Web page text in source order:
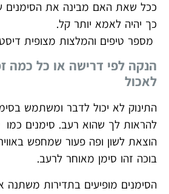
ככל שאת האם מבינה את הסימנים
כך יהיה לאמא יותר קל.
מספר טיפים והמלצות מצופית
הנקה לפי דרישה או כל כמה
לאכול
התינוק לא יכול לדבר ומשתמש
להראות לך שהוא רעב. סימנים כמו
הוצאת לשון ופה פעור שמחפש
בוכה זהו סימן מאוחר לרעב.
הסימנים מופיעים בתדירות משתנה